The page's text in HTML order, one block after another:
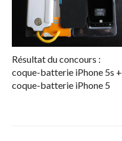
Résultat du concours :
coque-batterie iPhone 5s +
coque-batterie iPhone 5